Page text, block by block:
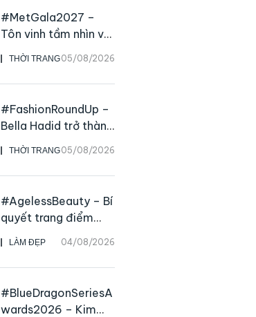
THỜI TRANG05/08/2026
#MetGala2027 –
Tôn vinh tầm nhìn và
sức ảnh hưởng sâu
rộng của NTK John
Galliano
THỜI TRANG05/08/2026
#FashionRoundUp –
Bella Hadid trở thành
Đại sứ Toàn cầu của
Prada Beauty,
CHANEL mua lại
LÀM ĐẸP 04/08/2026
#AgelessBeauty – Bí
quyết trang điểm
“hack” tuổi như các
nữ minh tinh hàng
đầu
#BlueDragonSeriesA
wards2026 – Kim